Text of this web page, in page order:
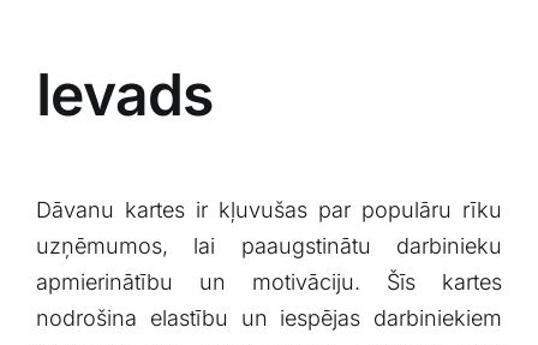
Ievads
Dāvanu kartes ir kļuvušas par populāru rīku
uzņēmumos, lai paaugstinātu darbinieku
apmierinātību un motivāciju.⁤ Šīs kartes
nodrošina elastību un‌ iespējas darbiniekiem